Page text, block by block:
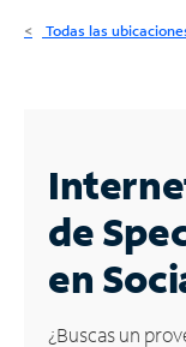
Business
Contáctanos
Inglés
Todas las
de
en
¿Buscas un